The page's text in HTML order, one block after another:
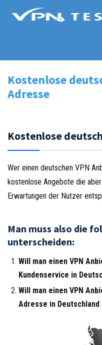
Kostenlose
Adresse
Kostenlose
Wer einen deutschen VPN
kostenlose Angebote die
Erwartungen der Nutzer
Man muss also die
unterscheiden:
Will man einen VPN
Kundenservice in
Will man einen VPN
Adresse in